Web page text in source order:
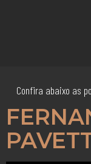
Confira abaixo as